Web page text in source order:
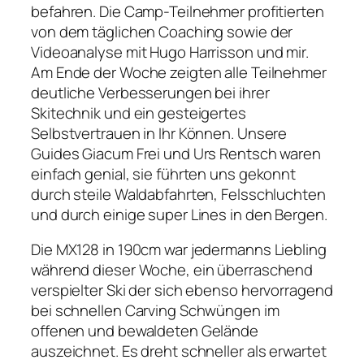
befahren. Die Camp-Teilnehmer profitierten
von dem täglichen Coaching sowie der
Videoanalyse mit Hugo Harrisson und mir.
Am Ende der Woche zeigten alle Teilnehmer
deutliche Verbesserungen bei ihrer
Skitechnik und ein gesteigertes
Selbstvertrauen in Ihr Können. Unsere
Guides Giacum Frei und Urs Rentsch waren
einfach genial, sie führten uns gekonnt
durch steile Waldabfahrten, Felsschluchten
und durch einige super Lines in den Bergen.
Die MX128 in 190cm war jedermanns Liebling
während dieser Woche, ein überraschend
verspielter Ski der sich ebenso hervorragend
bei schnellen Carving Schwüngen im
offenen und bewaldeten Gelände
auszeichnet. Es dreht schneller als erwartet